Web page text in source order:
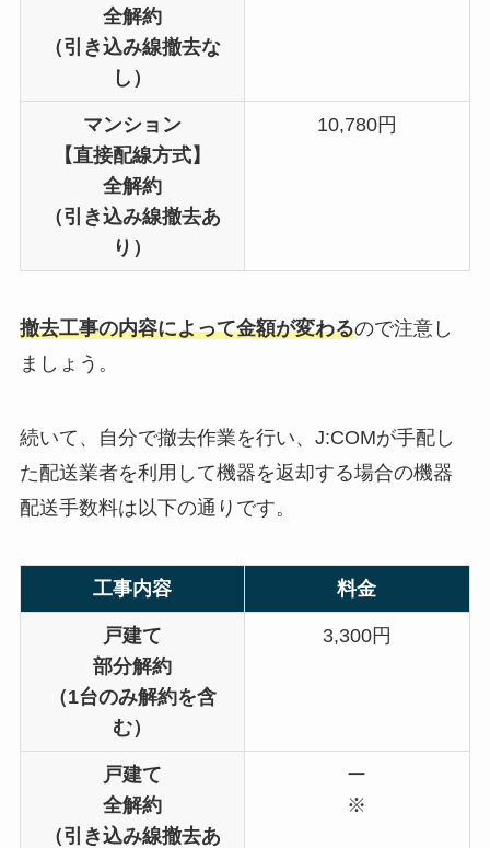
全解約
（引き込み線撤去な
し）
マンション
【直接配線方式】
全解約
（引き込み線撤去あ
り）
10,780円
撤去工事の内容によって金額が変わるので注意し
ましょう。
続いて、自分で撤去作業を行い、J:COMが手配し
た配送業者を利用して機器を返却する場合の機器
配送手数料は以下の通りです。
工事内容 料金
戸建て
部分解約
（1台のみ解約を含
む）
3,300円
戸建て
全解約
（引き込み線撤去あ
ー
※